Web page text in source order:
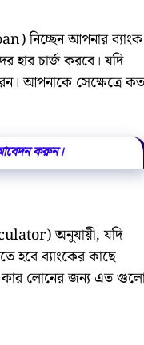
নিচ্ছেন আপনার ব্যাংক
হার চার্জ করবে। যদি
আপনাকে সেক্ষেত্রে কত
আবেদন করুন।
অনুযায়ী, যদি
হবে ব্যাংকের কাছে
কার লোনের জন্য এত গুলো